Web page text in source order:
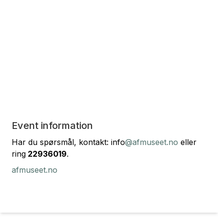
Event information
Har du spørsmål, kontakt: info@afmuseet.no eller
ring 22936019.
afmuseet.no